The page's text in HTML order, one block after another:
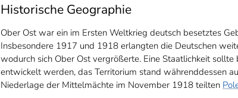
Historische Geographie
Ober Ost war ein im Ersten Weltkrieg deutsch besetztes
Insbesondere 1917 und 1918 erlangten die Deutschen
wodurch sich Ober Ost vergrößerte. Eine Staatlichkeit
entwickelt werden, das Territorium stand währenddessen
Niederlage der Mittelmächte im November 1918 teilten